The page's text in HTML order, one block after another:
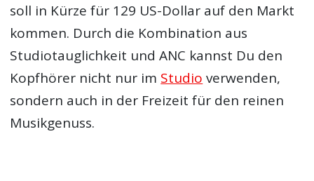
soll in Kürze für 129 US-Dollar auf den Markt
kommen. Durch die Kombination aus
Studiotauglichkeit und ANC kannst Du den
Kopfhörer nicht nur im Studio verwenden,
sondern auch in der Freizeit für den reinen
Musikgenuss.